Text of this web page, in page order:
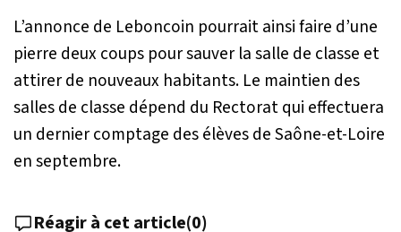
L’annonce de Leboncoin pourrait ainsi faire d’une
pierre deux coups pour sauver la salle de classe et
attirer de nouveaux habitants. Le maintien des
salles de classe dépend du Rectorat qui effectuera
un dernier comptage des élèves de Saône-et-Loire
en septembre.
Réagir à cet article(0)